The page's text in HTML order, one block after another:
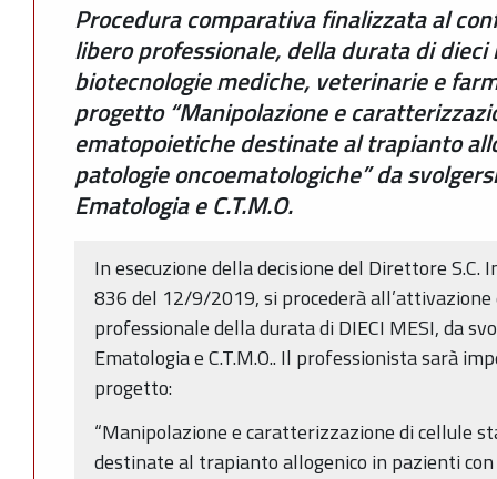
Procedura comparativa finalizzata al
libero professionale, della durata di
biotecnologie mediche, veterinarie e
progetto “Manipolazione e
ematopoietiche destinate al trapianto
patologie oncoematologiche” da
Ematologia e C.T.M.O.
In esecuzione della decisione del Direttore S.C.
836 del 12/9/2019, si procederà
professionale della durata di DIECI MESI, da
Ematologia e C.T.M.O.. Il professionista sarà
progetto:
“Manipolazione e caratterizzazione di cellule
destinate al trapianto allogenico in pazienti